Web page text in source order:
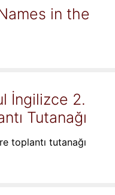
in the
İngilizce 2.
Tutanağı
toplantı tutanağı